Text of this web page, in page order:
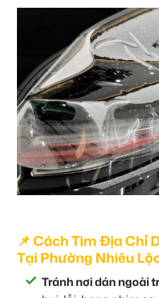
📌 Cách Tìm Địa Chỉ
Tại Phường Nhiêu
Tránh nơi dán ngoài